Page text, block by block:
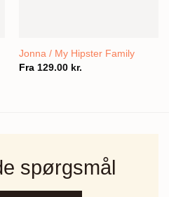
Jonna / My Hipster Family
Fra 129.00 kr.
spørgsmål